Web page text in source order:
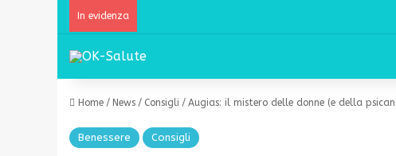
In evidenza
Home / News / Consigli / Augias: il mistero delle donne (e della
Benessere Consigli